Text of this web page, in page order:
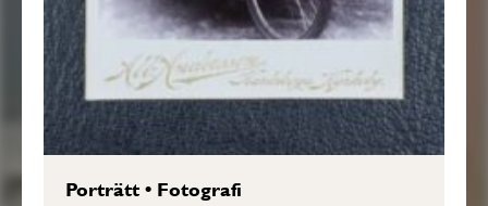
Porträtt• Fotografi